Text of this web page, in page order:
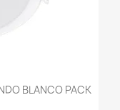
BLANCO PACK